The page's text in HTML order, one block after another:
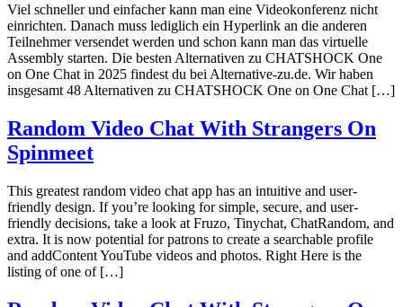
Viel schneller und einfacher kann man eine Videokonferenz nicht
einrichten. Danach muss lediglich ein Hyperlink an die anderen
Teilnehmer versendet werden und schon kann man das virtuelle
Assembly starten. Die besten Alternativen zu CHATSHOCK One
on One Chat in 2025 findest du bei Alternative-zu.de. Wir haben
insgesamt 48 Alternativen zu CHATSHOCK One on One Chat […]
Random Video Chat With Strangers On
Spinmeet
This greatest random video chat app has an intuitive and user-
friendly design. If you’re looking for simple, secure, and user-
friendly decisions, take a look at Fruzo, Tinychat, ChatRandom, and
extra. It is now potential for patrons to create a searchable profile
and addContent YouTube videos and photos. Right Here is the
listing of one of […]